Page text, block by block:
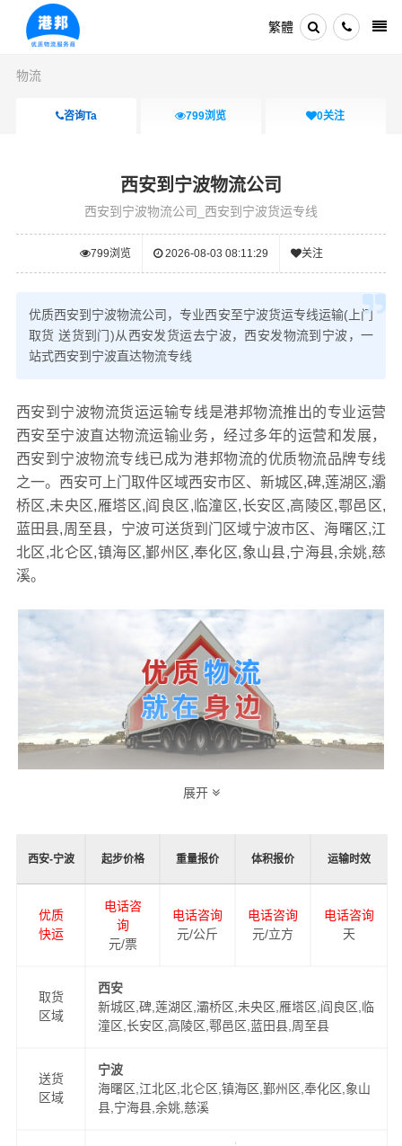
繁體
物流
咨询Ta 799浏览 0关注
西安到宁波物流公司
西安到宁波物流公司_西安到宁波货运专线
799浏览 2026-08-03 08:11:29 关注
优质西安到宁波物流公司，专业西安至宁波货运专线运输(上门
取货 送货到门)从西安发货运去宁波，西安发物流到宁波，一
站式西安到宁波直达物流专线
西安到宁波物流货运运输专线是港邦物流推出的专业运营
西安至宁波直达物流运输业务，经过多年的运营和发展，
西安到宁波物流专线已成为港邦物流的优质物流品牌专线
之一。西安可上门取件区域西安市区、新城区,碑,莲湖区,灞
桥区,未央区,雁塔区,阎良区,临潼区,长安区,高陵区,鄠邑区,
蓝田县,周至县，宁波可送货到门区域宁波市区、海曙区,江
北区,北仑区,镇海区,鄞州区,奉化区,象山县,宁海县,余姚,慈
溪。
物流公司,物流运输,货运公司,发全国物流
加安全、及时、高效的运营，进一步提高港邦物流西安至
并备有专业的物流工作人员与您及时沟通，为您提供从西
安到宁波的物流运输相关延伸服务，极大的保障了货物的
准时到达和及时派送，缩短了货物在途时间，提高了物流
同时，为了方便广大客户从西安物流到宁波的不同运输时
效和物流成本要求，港邦特推出西安到宁波物流多种运输
西安发货到宁波的物流效率，以便为新老客户提供更加优
质完善的一站式从西安到宁波门到门物流运输服务！
展开
西安-宁波 起步价格 重量报价 体积报价 运输时效
优质
快运
电话咨
询
元/票
电话咨询
元/公斤
电话咨询
元/立方
电话咨询
天
取货
区域
西安
新城区,碑,莲湖区,灞桥区,未央区,雁塔区,阎良区,临
潼区,长安区,高陵区,鄠邑区,蓝田县,周至县
送货
区域
宁波
海曙区,江北区,北仑区,镇海区,鄞州区,奉化区,象山
县,宁海县,余姚,慈溪